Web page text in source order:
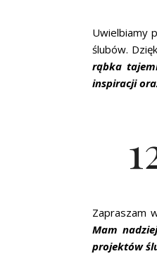
Uwielbiamy
ślubów.
rąbka
inspiracji
Zapraszam
Mam
projektów